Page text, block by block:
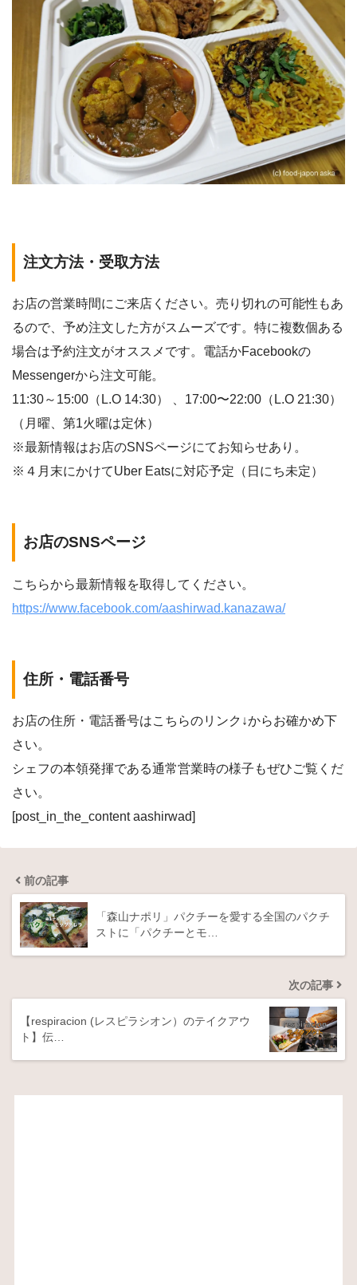
注文方法・受取方法
お店の営業時間にご来店ください。売り切れの可能性もあ
るので、予め注文した方がスムーズです。特に複数個ある
場合は予約注文がオススメです。電話かFacebookの
Messengerから注文可能。
11:30～15:00（L.O 14:30） 、17:00〜22:00（L.O 21:30）
（月曜、第1火曜は定休）
※最新情報はお店のSNSページにてお知らせあり。
※４月末にかけてUber Eatsに対応予定（日にち未定）
お店のSNSページ
こちらから最新情報を取得してください。
https://www.facebook.com/aashirwad.kanazawa/
住所・電話番号
お店の住所・電話番号はこちらのリンク↓からお確かめ下
さい。
シェフの本領発揮である通常営業時の様子もぜひご覧くだ
さい。
[post_in_the_content aashirwad]
前の記事
「森山ナポリ」パクチーを愛する全国のパクチ
ストに「パクチーとモ…
次の記事
【respiracion (レスピラシオン）のテイクアウ
ト】伝…